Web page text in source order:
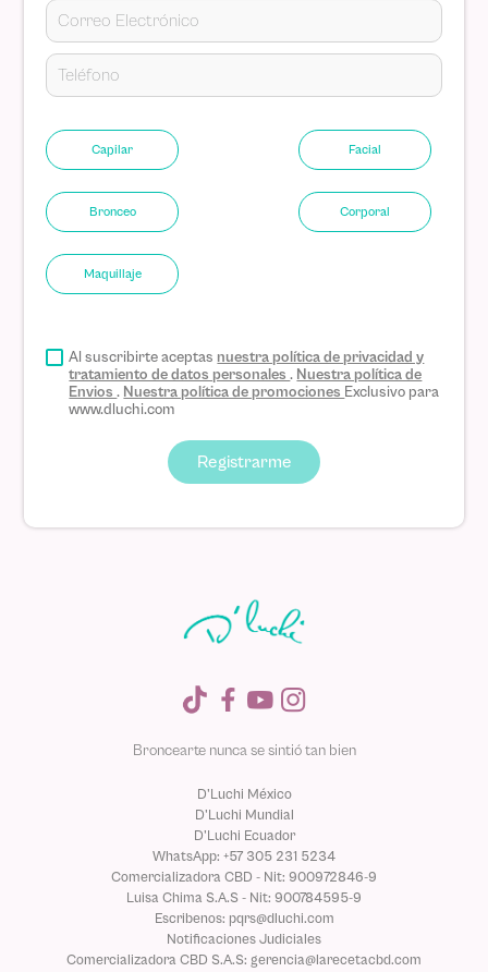
Capilar Facial
Bronceo Corporal
Maquillaje
Al suscribirte aceptas nuestra política de privacidad y
tratamiento de datos personales. Nuestra política de
Envios. Nuestra política de promociones Exclusivo para
www.dluchi.com
Registrarme
Broncearte nunca se sintió tan bien
D'Luchi México
D'Luchi Mundial
D'Luchi Ecuador
WhatsApp: +57 305 231 5234
Comercializadora CBD - Nit: 900972846-9
Luisa Chima S.A.S - Nit: 900784595-9
Escribenos: pqrs@dluchi.com
Notificaciones Judiciales
Comercializadora CBD S.A.S: gerencia@larecetacbd.com